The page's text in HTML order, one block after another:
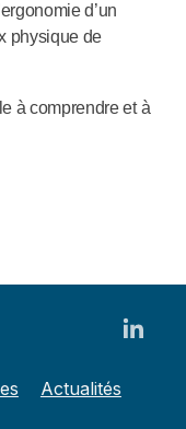
d’un
physique de
à comprendre et à
Actualités